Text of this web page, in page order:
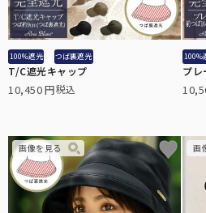
ステッキ
中棒がステッキとして分離する、杖と
ハットクリ
100%遮光 つば裏遮光
T/C遮光キャップ
10,450 税込
100%
プ